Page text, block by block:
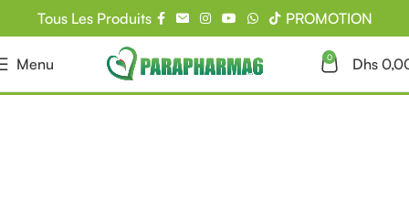
Tous Les Produits PROMOTION
Menu 0 Dhs